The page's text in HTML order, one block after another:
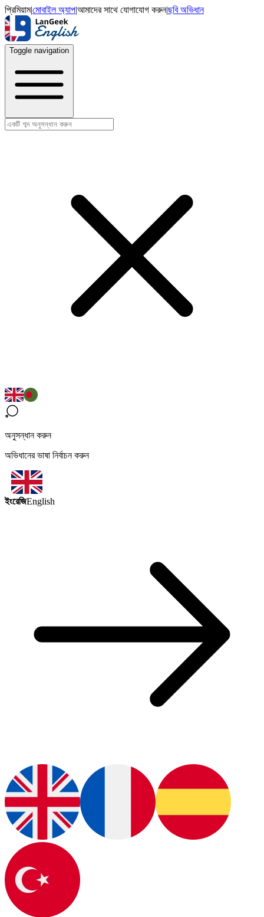
প্রিমিয়াম|মোবাইল অ্যাপ|আমাদের সাথে যোগাযোগ করুন|ছবি অভিধান
Toggle navigation
অনুসন্ধান করুন
অভিধানের ভাষা নির্বাচন করুন
ইংরেজিEnglish